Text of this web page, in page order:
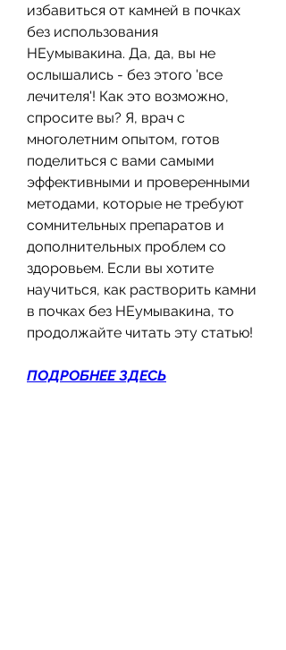
избавиться от камней в почках
без использования
НЕумывакина. Да, да, вы не
ослышались - без этого 'все
лечителя'! Как это возможно,
спросите вы? Я, врач с
многолетним опытом, готов
поделиться с вами самыми
эффективными и проверенными
методами, которые не требуют
сомнительных препаратов и
дополнительных проблем со
здоровьем. Если вы хотите
научиться, как растворить камни
в почках без НЕумывакина, то
продолжайте читать эту статью!
ПОДРОБНЕЕ ЗДЕСЬ